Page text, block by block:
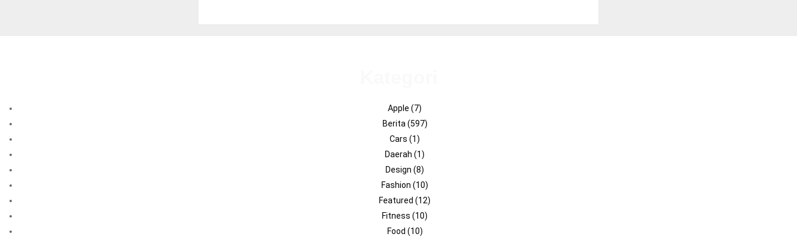
Apple (7)
Berita (597)
Cars (1)
Daerah (1)
Design (8)
Fashion (10)
Featured (12)
Fitness (10)
Food (10)